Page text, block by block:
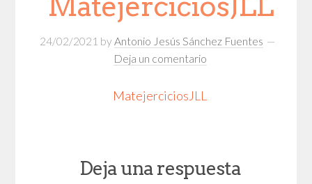
24/02/2021 by Antonio Jesús Sánchez Fuentes
Deja un comentario
MatejerciciosJLL
Deja una respuesta